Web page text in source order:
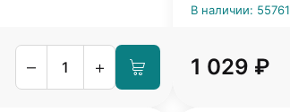
– +
В наличии: 55761
1 029 ₽